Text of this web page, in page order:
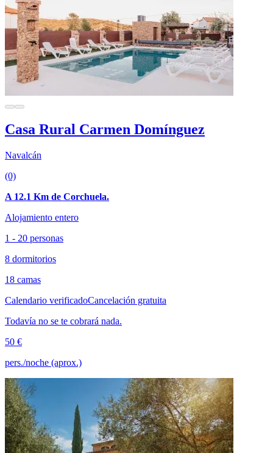
Casa Rural Carmen Domínguez
Navalcán
(0)
A 12.1 Km de Corchuela.
Alojamiento entero
1 - 20 personas
8 dormitorios
18 camas
Calendario verificadoCancelación gratuita
Todavía no se te cobrará nada.
50 €
pers./noche (aprox.)